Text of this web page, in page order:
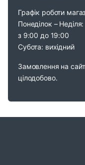
Графік роботи
Понеділок – Неділя:
з 9:00 до 19:00
Субота: вихідний
Замовлення на
цілодобово.